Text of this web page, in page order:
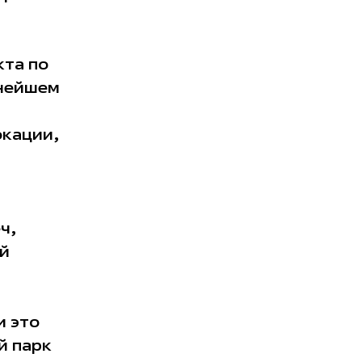
по
это
парк